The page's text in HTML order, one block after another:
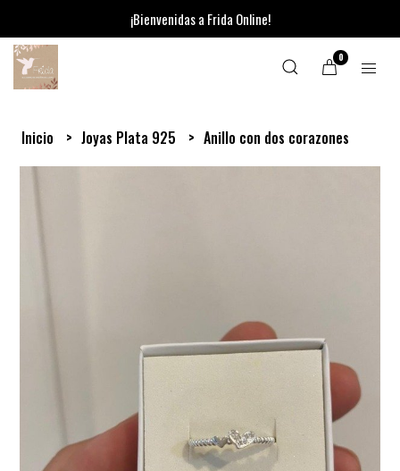
¡Bienvenidas a Frida Online!
0
Inicio Joyas Plata 925 Anillo con dos corazones